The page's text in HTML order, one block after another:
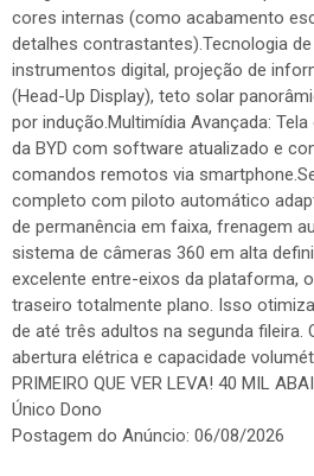
cores internas (como acabamento
detalhes contrastantes).Tecnologia de
instrumentos digital, projeção de
(Head-Up Display), teto solar
por indução.Multimídia Avançada:
da BYD com software atualizado e
comandos remotos via
completo com piloto automático
de permanência em faixa, frenagem
sistema de câmeras 360 em alta
excelente entre-eixos da plataforma,
traseiro totalmente plano. Isso
de até três adultos na segunda fileira.
abertura elétrica e capacidade
PRIMEIRO QUE VER LEVA! 40 MIL
Único Dono
Postagem do Anúncio: 06/08/2026